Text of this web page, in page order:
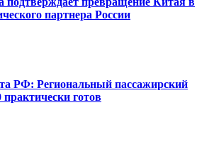
партнера России
РФ: Региональный пассажирский
готов